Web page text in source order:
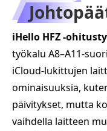
iHello HFZ
työkalu
iCloud‑lukittujen
ominaisuuksia,
päivitykset, mutta
vaihdella laitteen